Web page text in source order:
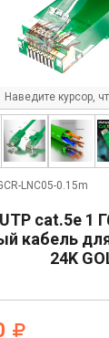
Наведите курсор,
LNC05-0.15m
cat.5e 1
кабель
24K